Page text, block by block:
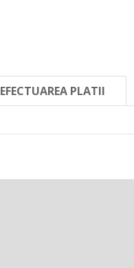
EFECTUAREA PLATII